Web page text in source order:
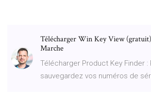
Télécharger Win Key View
Marche
Télécharger Product Key Finder :
sauvegardez vos numéros de